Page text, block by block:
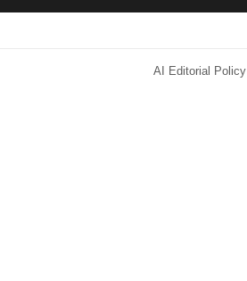
AI Editorial Policy